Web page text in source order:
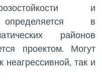
и
определяется в
районов
проектом. Могут
неагрессивной, так и